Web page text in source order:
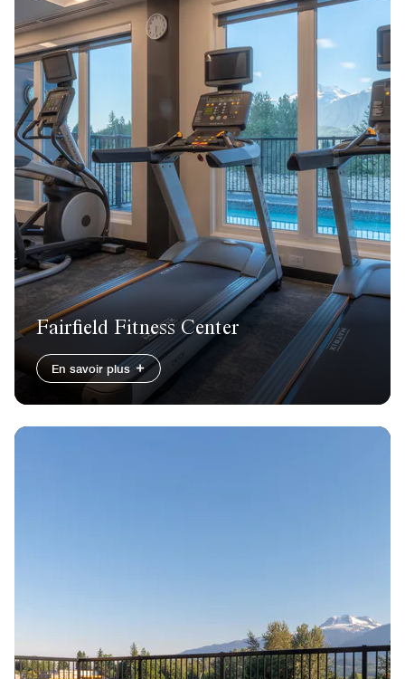
Fairfield Fitness Center
En savoir plus